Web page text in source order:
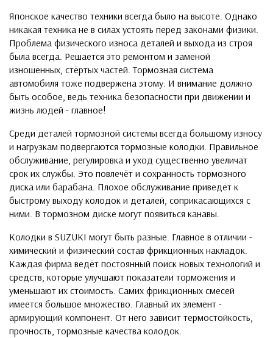
Японское качество техники всегда было на высоте. Однако
никакая техника не в силах устоять перед законами физики.
Проблема физического износа деталей и выхода из строя
была всегда. Решается это ремонтом и заменой
изношенных, стёртых частей. Тормозная система
автомобиля тоже подвержена этому. И внимание должно
быть особое, ведь техника безопасности при движении и
жизнь людей - главное!
Среди деталей тормозной системы всегда большому износу
и нагрузкам подвергаются тормозные колодки. Правильное
обслуживание, регулировка и уход существенно увеличат
срок их службы. Это повлечёт и сохранность тормозного
диска или барабана. Плохое обслуживание приведёт к
быстрому выходу колодок и деталей, соприкасающихся с
ними. В тормозном диске могут появиться канавы.
Колодки в SUZUKI могут быть разные. Главное в отличии -
химический и физический состав фрикционных накладок.
Каждая фирма ведёт постоянный поиск новых технологий и
средств, которые улучшают показатели торможения и
уменьшают их стоимость. Самих фрикционных смесей
имеется большое множество. Главный их элемент -
армирующий компонент. От него зависит термостойкость,
прочность, тормозные качества колодок.